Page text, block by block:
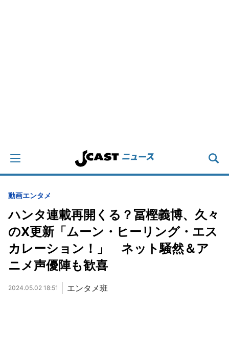
動画エンタメ
ハンタ連載再開くる？冨樫義博、久々
のX更新「ムーン・ヒーリング・エス
カレーション！」 ネット騒然＆ア
ニメ声優陣も歓喜
2024.05.02 18:51 エンタメ班